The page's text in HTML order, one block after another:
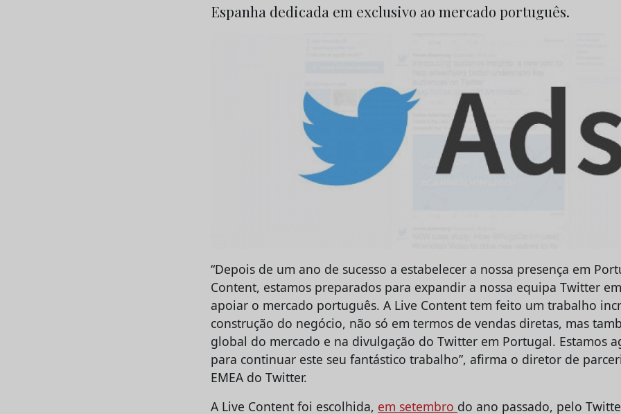
Espanha dedicada em exclusivo ao mercado português.
“Depois de um ano de sucesso a estabelecer a nossa presença em
Content, estamos preparados para expandir a nossa equipa Twitter
apoiar o mercado português. A Live Content tem feito um trabalho
construção do negócio, não só em termos de vendas diretas, mas
global do mercado e na divulgação do Twitter em Portugal. Estamos
para continuar este seu fantástico trabalho”, afirma o diretor de
EMEA do Twitter.
A Live Content foi escolhida, em setembro do ano passado, pelo